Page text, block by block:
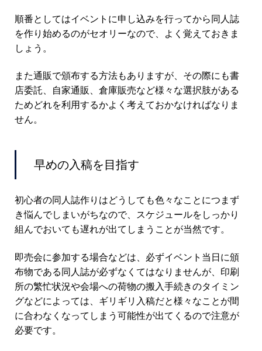
順番としてはイベントに申し込みを行ってから同人誌
を作り始めるのがセオリーなので、よく覚えておきま
しょう。
また通販で頒布する方法もありますが、その際にも書
店委託、自家通販、倉庫販売など様々な選択肢がある
ためどれを利用するかよく考えておかなければなりま
せん。
早めの入稿を目指す
初心者の同人誌作りはどうしても色々なことにつまず
き悩んでしまいがちなので、スケジュールをしっかり
組んでおいても遅れが出てしまうことが当然です。
即売会に参加する場合などは、必ずイベント当日に頒
布物である同人誌が必ずなくてはなりませんが、印刷
所の繁忙状況や会場への荷物の搬入手続きのタイミン
グなどによっては、ギリギリ入稿だと様々なことが間
に合わなくなってしまう可能性が出てくるので注意が
必要です。